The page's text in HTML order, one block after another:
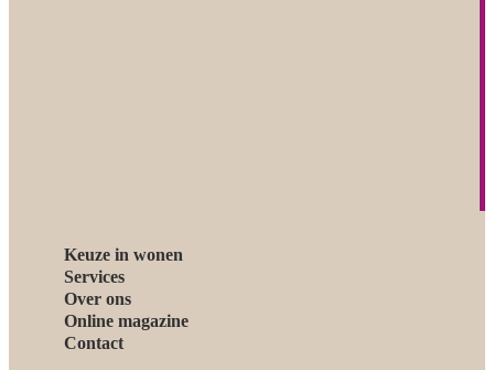
Keuze in wonen
Services
Over ons
Online magazine
Contact